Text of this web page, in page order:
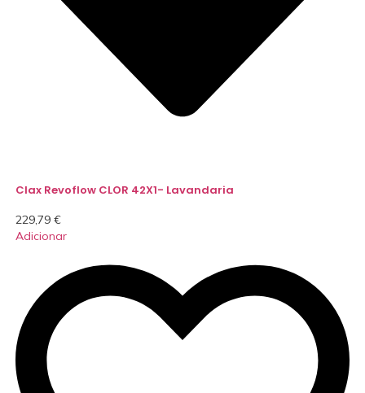
Clax Revoflow CLOR 42X1- Lavandaria
229,79 €
Adicionar